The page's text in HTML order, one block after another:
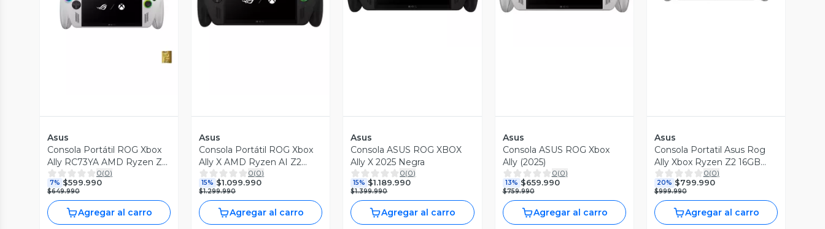
Vista Previa
Asus
Consola Portátil ROG Xbox
Ally RC73YA AMD Ryzen Z2
A 16GB RAM 512GB SSD 7'
120Hz Pantalla Touch
0(0)
7% $599.990
$649.990
Agregar al carro
Asus
Consola Portátil ROG Xbox
Ally X AMD Ryzen AI Z2
24GB RAM 1TB SSD 7'' FHD
120Hz Pantalla Touch
0(0)
15% $1.099.990
$1.299.990
Agregar al carro
Asus
Consola ASUS ROG XBOX
Ally X 2025 Negra
0(0)
15% $1.189.990
$1.399.990
Agregar al carro
Asus
Consola ASUS ROG Xbox
Ally (2025)
0(0)
13% $659.990
$759.990
Agregar al carro
Asus
Consola Portatil Asus Rog
Ally Xbox Ryzen Z2 16GB
512GB 7 FHD Touch
0(0)
20% $799.990
$999.990
Agregar al carro